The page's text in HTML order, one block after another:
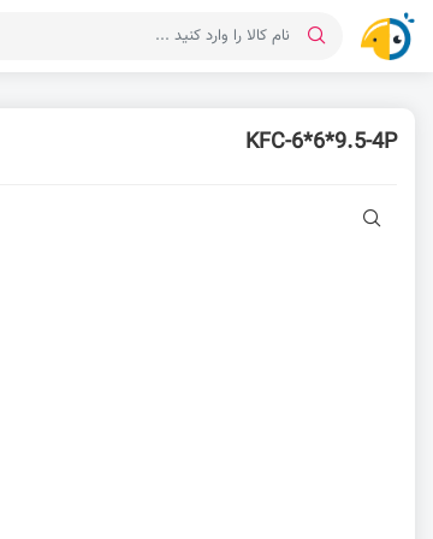
KFC-6*6*9.5-4P